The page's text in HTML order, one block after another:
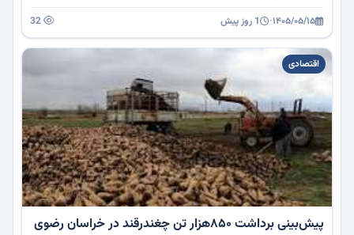
۱۴۰۵/۰۵/۱۵· 1 روز پیش
اقتصادی
پیش‌بینی برداشت ۸۵۰هزار تن چغندرقند در خراسان رضوی